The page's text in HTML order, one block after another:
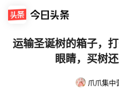
运输圣诞树的箱子，
眼睛，买树
爪爪集中